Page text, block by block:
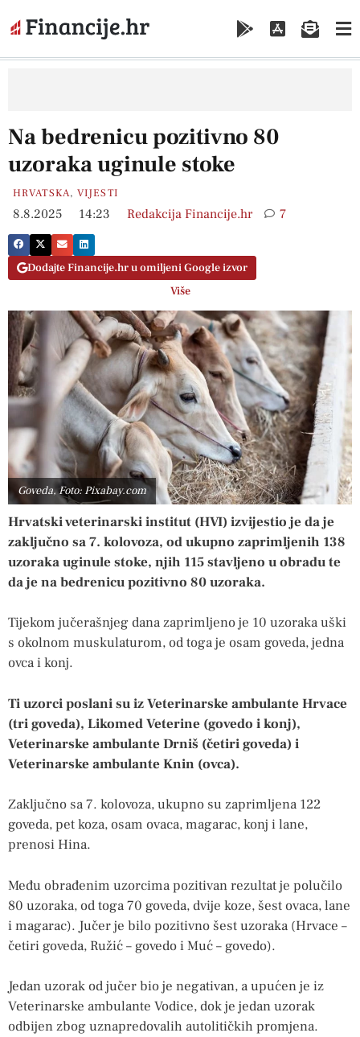
Na bedrenicu pozitivno 80
uzoraka uginule stoke
HRVATSKA,VIJESTI
8.8.2025 14:23 Redakcija Financije.hr 7
Dodajte Financije.hr u omiljeni Google izvor
Više
Goveda, Foto: Pixabay.com
Hrvatski veterinarski institut (HVI) izvijestio je da je
zaključno sa 7. kolovoza, od ukupno zaprimljenih 138
uzoraka uginule stoke, njih 115 stavljeno u obradu te
da je na bedrenicu pozitivno 80 uzoraka.
Tijekom jučerašnjeg dana zaprimljeno je 10 uzoraka uški
s okolnom muskulaturom, od toga je osam goveda, jedna
ovca i konj.
Ti uzorci poslani su iz Veterinarske ambulante Hrvace
(tri goveda), Likomed Veterine (govedo i konj),
Veterinarske ambulante Drniš (četiri goveda) i
Veterinarske ambulante Knin (ovca).
Zaključno sa 7. kolovoza, ukupno su zaprimljena 122
goveda, pet koza, osam ovaca, magarac, konj i lane,
prenosi Hina.
Među obrađenim uzorcima pozitivan rezultat je polučilo
80 uzoraka, od toga 70 goveda, dvije koze, šest ovaca, lane
i magarac). Jučer je bilo pozitivno šest uzoraka (Hrvace –
četiri goveda, Ružić – govedo i Muć – govedo).
Jedan uzorak od jučer bio je negativan, a upućen je iz
Veterinarske ambulante Vodice, dok je jedan uzorak
odbijen zbog uznapredovalih autolitičkih promjena.